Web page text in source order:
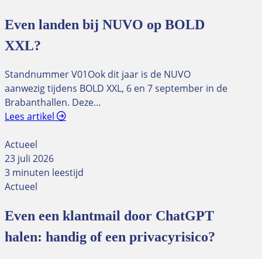
Even landen bij NUVO op BOLD
XXL?
Standnummer V01Ook dit jaar is de NUVO
aanwezig tijdens BOLD XXL, 6 en 7 september in de
Brabanthallen. Deze…
Lees artikel
Actueel
23 juli 2026
3 minuten leestijd
Actueel
Even een klantmail door ChatGPT
halen: handig of een privacyrisico?